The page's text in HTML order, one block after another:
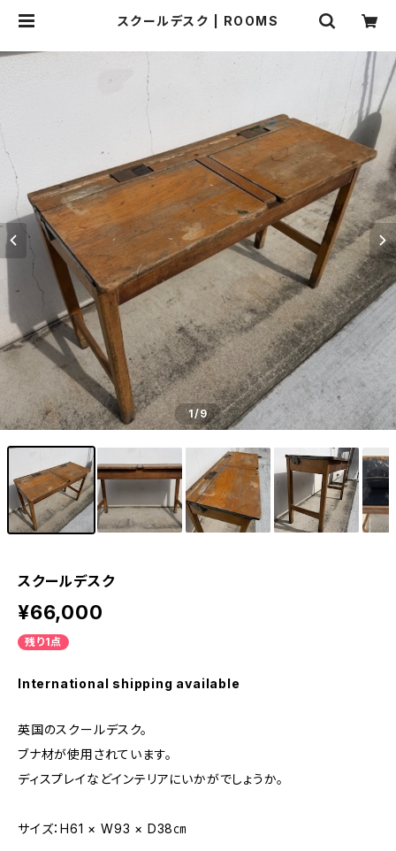
スクールデスク | ROOMS
1/9
スクールデスク
¥66,000
残り1点
International shipping available
英国のスクールデスク。
ブナ材が使用されています。
ディスプレイなどインテリアにいかがでしょうか。
サイズ：H61 × W93 × D38㎝